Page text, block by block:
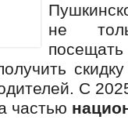
не
С
частью